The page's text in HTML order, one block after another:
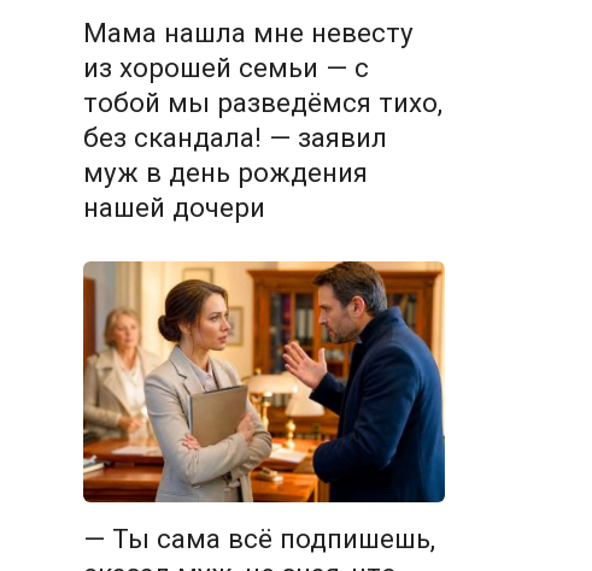
Мама нашла мне невесту
из хорошей семьи — с
тобой мы разведёмся тихо,
без скандала! — заявил
муж в день рождения
нашей дочери
— Ты сама всё подпишешь,